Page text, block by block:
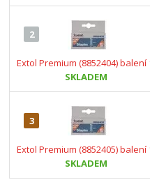
2
Extol Premium (8852404) balení
SKLADEM
3
Extol Premium (8852405) balení
SKLADEM